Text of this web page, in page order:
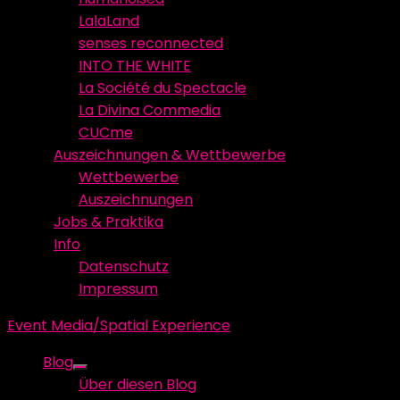
LalaLand
senses reconnected
INTO THE WHITE
La Société du Spectacle
La Divina Commedia
CUCme
Auszeichnungen & Wettbewerbe
Wettbewerbe
Auszeichnungen
Jobs & Praktika
Info
Datenschutz
Impressum
Event Media/Spatial Experience
Blog
Show
sub
Über diesen Blog